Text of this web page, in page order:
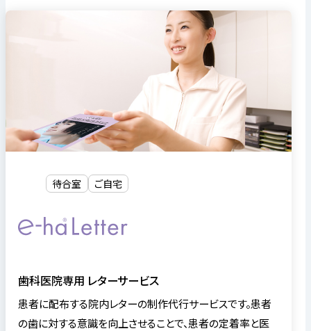
待合室 ご自宅
歯科医院専用 レターサービス
患者に配布する院内レターの制作代行サービスです。患者
の歯に対する意識を向上させることで、患者の定着率と医